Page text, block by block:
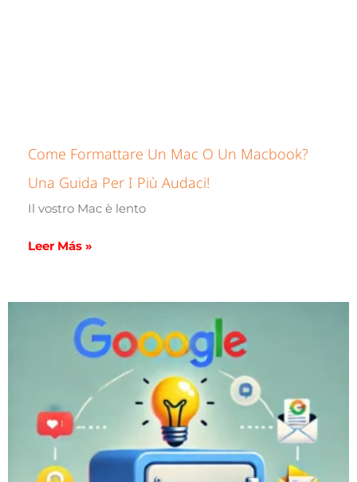
Come Formattare Un Mac O Un Macbook?
Una Guida Per I Più Audaci!
Il vostro Mac è lento
Leer Más »